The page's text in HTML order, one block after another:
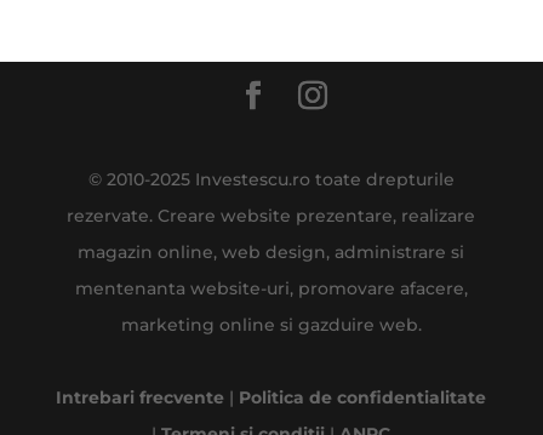
© 2010-2025 Investescu.ro toate drepturile
rezervate. Creare website prezentare, realizare
magazin online, web design, administrare si
mentenanta website-uri, promovare afacere,
marketing online si gazduire web.
Intrebari frecvente | Politica de confidentialitate